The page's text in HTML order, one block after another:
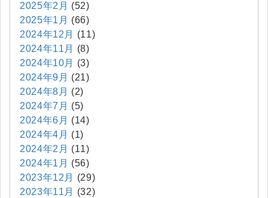
2025年2月 (52)
2025年1月 (66)
2024年12月
(11)
2024年11月
(8)
2024年10月
(3)
2024年9月 (21)
2024年8月 (2)
2024年7月 (5)
2024年6月 (14)
2024年4月 (1)
2024年2月 (11)
2024年1月 (56)
2023年12月
(29)
2023年11月
(32)